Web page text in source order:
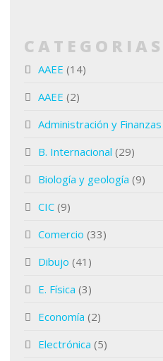
CATEGORIAS
AAEE (14)
AAEE (2)
Administración y Finanzas
B. Internacional (29)
Biología y geología (9)
CIC (9)
Comercio (33)
Dibujo (41)
E. Física (3)
Economía (2)
Electrónica (5)